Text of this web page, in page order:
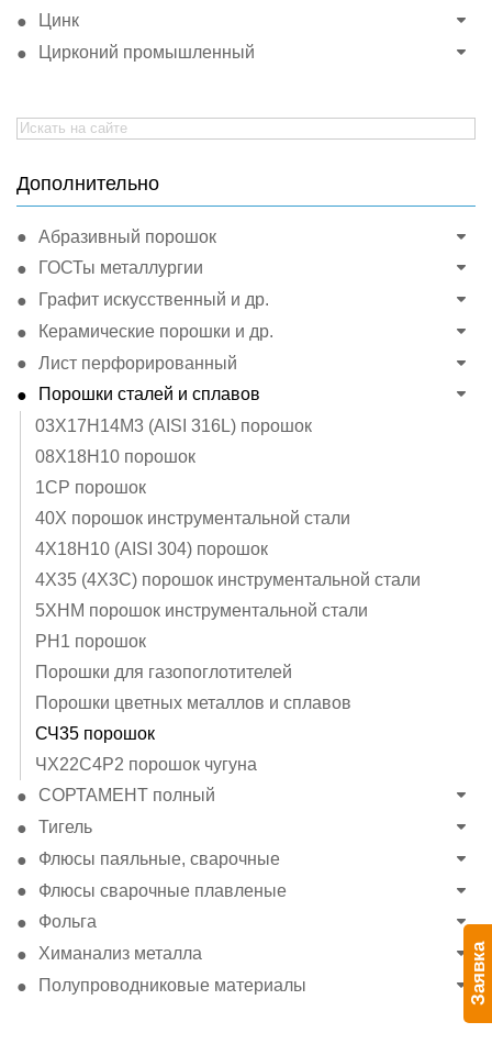
Цинк
Цирконий промышленный
Search
for:
Дополнительно
Абразивный порошок
ГОСТы металлургии
Графит искусственный и др.
Керамические порошки и др.
Лист перфорированный
Порошки сталей и сплавов
03Х17Н14М3 (AISI 316L) порошок
08Х18Н10 порошок
1СР порошок
40Х порошок инструментальной стали
4Х18Н10 (AISI 304) порошок
4Х35 (4Х3С) порошок инструментальной стали
5ХНМ порошок инструментальной стали
PH1 порошок
Порошки для газопоглотителей
Порошки цветных металлов и сплавов
СЧ35 порошок
ЧХ22С4Р2 порошок чугуна
СОРТАМЕНТ полный
Тигель
Флюсы паяльные, сварочные
Флюсы сварочные плавленые
Фольга
Химанализ металла
Полупроводниковые материалы
Заявка